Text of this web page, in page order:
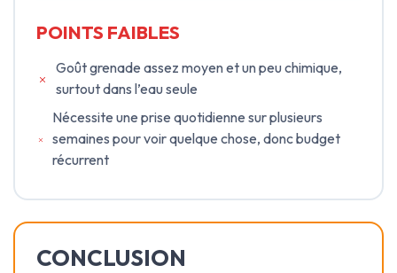
POINTS FAIBLES
Goût grenade assez moyen et un peu chimique,
surtout dans l’eau seule
Nécessite une prise quotidienne sur plusieurs
semaines pour voir quelque chose, donc budget
récurrent
CONCLUSION